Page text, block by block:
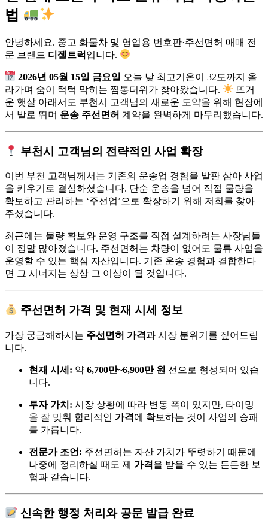
법
안녕하세요. 중고 화물차 및 영업용 번호판·주선면허 매매 전
문 브랜드 디젤트럭 입니다.
2026년 05월 15일 금요일 오늘 낮 최고기온이 32도까지 올
라가며 숨이 턱턱 막히는 찜통더위가 찾아왔습니다.
뜨거
운 햇살 아래서도 부천시 고객님의 새로운 도약을 위해 현장에
서 발로 뛰며 운송 주선면허 계약을 완벽하게 마무리했습니다.
부천시 고객님의 전략적인 사업 확장
이번 부천 고객님께서는 기존의 운송업 경험을 발판 삼아 사업
을 키우기로 결심하셨습니다. 단순 운송을 넘어 직접 물량을
확보하고 관리하는 ‘주선업’으로 확장하기 위해 저희를 찾아
주셨습니다.
최근에는 물량 확보와 운영 구조를 직접 설계하려는 사장님들
이 정말 많아졌습니다. 주선면허는 차량이 없어도 물류 사업을
운영할 수 있는 핵심 자산입니다. 기존 운송 경험과 결합한다
면 그 시너지는 상상 그 이상이 될 것입니다.
주선면허 가격 및 현재 시세 정보
가장 궁금해하시는 주선면허 가격과 시장 분위기를 짚어드립
니다.
현재 시세: 약 6,700만~6,900만 원 선으로 형성되어 있습
니다.
투자 가치: 시장 상황에 따라 변동 폭이 있지만, 타이밍
을 잘 맞춰 합리적인 가격에 확보하는 것이 사업의 승패
를 가릅니다.
전문가 조언: 주선면허는 자산 가치가 뚜렷하기 때문에
나중에 정리하실 때도 제 가격을 받을 수 있는 든든한 보
험과 같습니다.
신속한 행정 처리와 공문 발급 완료